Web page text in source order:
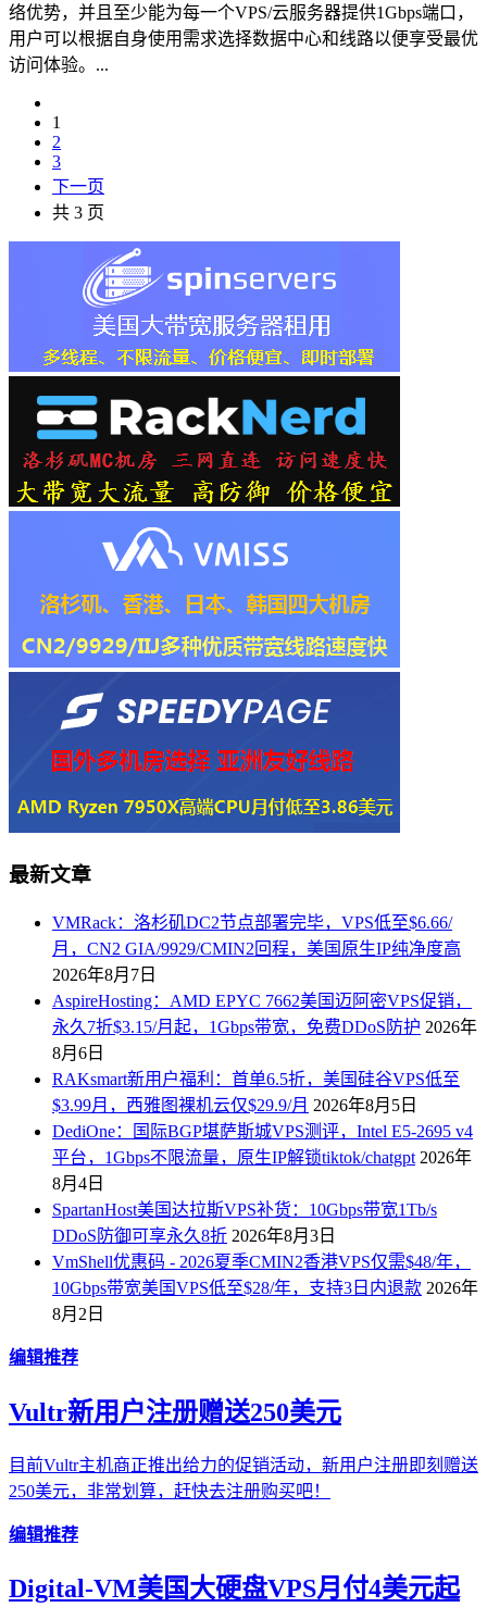
络优势，并且至少能为每一个VPS/云服务器提供1Gbps端口，
用户可以根据自身使用需求选择数据中心和线路以便享受最优
访问体验。...
1
2
3
下一页
共 3 页
最新文章
VMRack：洛杉矶DC2节点部署完毕，VPS低至$6.66/
月，CN2 GIA/9929/CMIN2回程，美国原生IP纯净度高
2026年8月7日
AspireHosting：AMD EPYC 7662美国迈阿密VPS促销，
永久7折$3.15/月起，1Gbps带宽，免费DDoS防护 2026年
8月6日
RAKsmart新用户福利：首单6.5折，美国硅谷VPS低至
$3.99月，西雅图裸机云仅$29.9/月 2026年8月5日
DediOne：国际BGP堪萨斯城VPS测评，Intel E5-2695 v4
平台，1Gbps不限流量，原生IP解锁tiktok/chatgpt 2026年
8月4日
SpartanHost美国达拉斯VPS补货：10Gbps带宽1Tb/s
DDoS防御可享永久8折 2026年8月3日
VmShell优惠码 - 2026夏季CMIN2香港VPS仅需$48/年，
10Gbps带宽美国VPS低至$28/年，支持3日内退款 2026年
8月2日
编辑推荐
Vultr新用户注册赠送250美元
目前Vultr主机商正推出给力的促销活动，新用户注册即刻赠送
250美元，非常划算，赶快去注册购买吧！
编辑推荐
Digital-VM美国大硬盘VPS月付4美元起